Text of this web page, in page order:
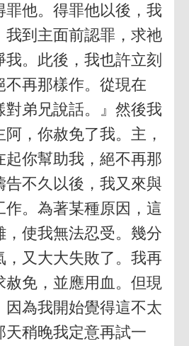
罪他。得罪他以後，我
我到主面前認罪，求祂
。此後，我也許立刻
不再那樣作。從現在
對弟兄說話。』然後我
，你赦免了我。主，
起你幫助我，絕不再那
告不久以後，我又來與
作。為著某種原因，這
，使我無法忍受。幾分
，又大大失敗了。我再
赦免，並應用血。但現
因為我開始覺得這不太
天稍晚我定意再試一